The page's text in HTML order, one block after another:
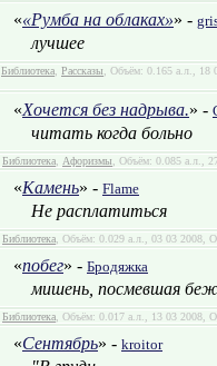
««Румба на облаках»» -
лучшее
Библиотека Рассказы , Объём: 0.165 а.л., 18
«Хочется без надрыва.» -
читать когда больно
Библиотека Афоризмы , Объём: 0.085 а.л.,
«Камень» - Flame
Не расплатиться
Библиотека , Объём: 0.029 а.л., 03 03 2008,
«побег» - Бродяжка
мишень, посмевшая
Библиотека , Объём: 0.017 а.л., 13 03 2008,
«Сентябрь» - kroitor